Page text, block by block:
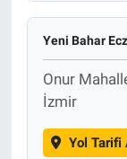
Yeni Bahar
Onur
İzmir
Yol Tarifi